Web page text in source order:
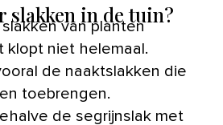
slakken in de tuin?
klopt niet helemaal.
de naaktslakken die
toebrengen.
de segrijnslak met